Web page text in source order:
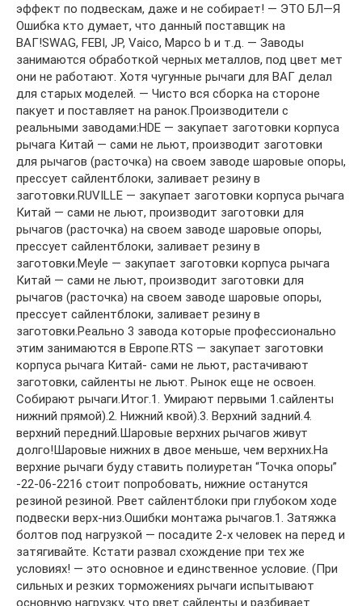
эффект по подвескам, даже и не собирает! — ЭТО БЛ—Я
Ошибка кто думает, что данный поставщик на
ВАГ!SWAG, FEBI, JP, Vaico, Mapco b и т.д. — Заводы
занимаются обработкой черных металлов, под цвет мет
они не работают. Хотя чугунные рычаги для ВАГ делал
для старых моделей. — Чисто вся сборка на стороне
пакует и поставляет на ранок.Производители с
реальными заводами:HDE — закупает заготовки корпуса
рычага Китай — сами не льют, производит заготовки
для рычагов (расточка) на своем заводе шаровые опоры,
прессует сайлентблоки, заливает резину в
заготовки.RUVILLE — закупает заготовки корпуса рычага
Китай — сами не льют, производит заготовки для
рычагов (расточка) на своем заводе шаровые опоры,
прессует сайлентблоки, заливает резину в
заготовки.Meyle — закупает заготовки корпуса рычага
Китай — сами не льют, производит заготовки для
рычагов (расточка) на своем заводе шаровые опоры,
прессует сайлентблоки, заливает резину в
заготовки.Реально 3 завода которые профессионально
этим занимаются в Европе.RTS — закупает заготовки
корпуса рычага Китай- сами не льют, растачивают
заготовки, сайленты не льют. Рынок еще не освоен.
Собирают рычаги.Итог.1. Умирают первыми 1.сайленты
нижний прямой).2. Нижний квой).3. Верхний задний.4.
верхний передний.Шаровые верхних рычагов живут
долго!Шаровые нижних в двое меньше, чем верхних.На
верхние рычаги буду ставить полиуретан “Точка опоры”
-22-06-2216 стоит попробовать, нижние останутся
резиной резиной. Рвет сайлентблоки при глубоком ходе
подвески верх-низ.Ошибки монтажа рычагов.1. Затяжка
болтов под нагрузкой — посадите 2-х человек на перед и
затягивайте. Кстати развал схождение при тех же
условиях! — это основное и единственное условие. (При
сильных и резких торможениях рычаги испытывают
основную нагрузку, что рвет сайленты и разбивает